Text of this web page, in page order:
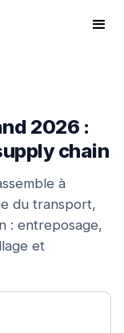
2026 :
chain
à
du transport,
: entreposage,
et